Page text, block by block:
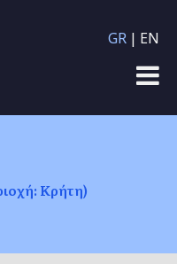
GR EN
Κρήτη)